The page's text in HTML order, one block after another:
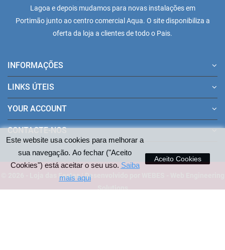
Este website usa cookies para melhorar a
sua navegação. Ao fechar ("Aceito
Cookies") está aceitar o seu uso. Saiba
mais aqui
Aceito Cookies
Lagoa e depois mudamos para novas instalações em
Portimão junto ao centro comercial Aqua. O site disponibiliza a
oferta da loja a clientes de todo o Pais.
INFORMAÇÕES
LINKS ÚTEIS
YOUR ACCOUNT
CONTACTE-NOS
© 2026 - Loja das Festas | Desenvolvido por WEBES - Web Engineering
Solutions